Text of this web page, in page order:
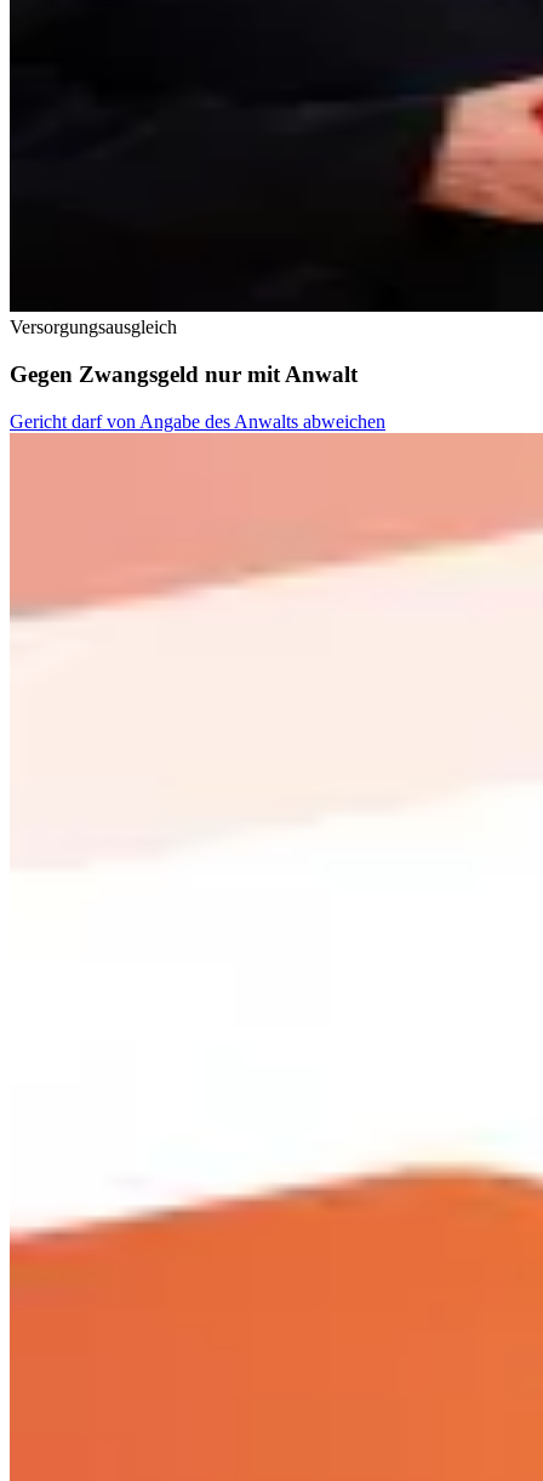
Versorgungsausgleich
Gegen Zwangsgeld nur mit Anwalt
Gericht darf von Angabe des Anwalts abweichen